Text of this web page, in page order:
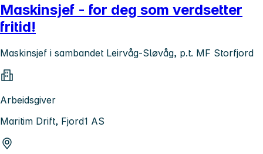
Maskinsjef - for deg som verdsetter
fritid!
Maskinsjef i sambandet Leirvåg-Sløvåg, p.t. MF Storfjord
Arbeidsgiver
Maritim Drift, Fjord1 AS